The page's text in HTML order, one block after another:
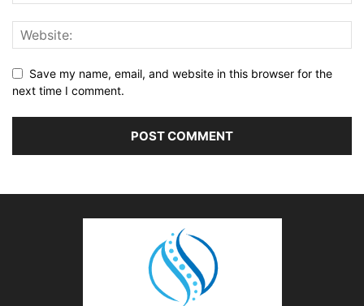
Save my name, email, and website in this browser for the
next time I comment.